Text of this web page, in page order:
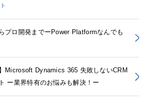
プロ開発までーPower Platformなんでも
Microsoft Dynamics 365 失敗しないCRM
ー業界特有のお悩みも解決！ー